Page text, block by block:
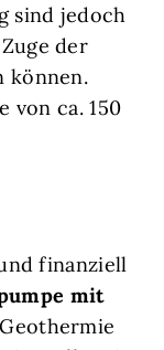
sind jedoch
der
können.
von ca. 150
finanziell
mit